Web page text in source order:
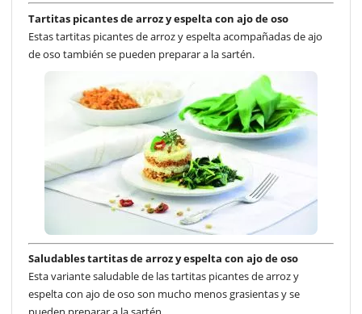
Tartitas picantes de arroz y espelta con ajo de oso
Estas tartitas picantes de arroz y espelta acompañadas de ajo
de oso también se pueden preparar a la sartén.
Saludables tartitas de arroz y espelta con ajo de oso
Esta variante saludable de las tartitas picantes de arroz y
espelta con ajo de oso son mucho menos grasientas y se